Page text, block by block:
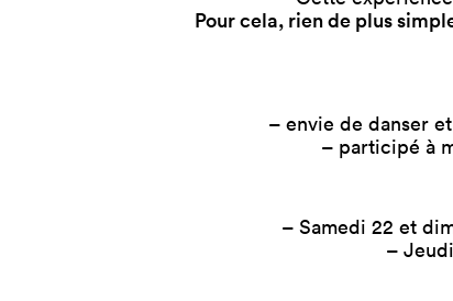
Pour cela, rien de plus
– envie de danser
– participé à
– Samedi 22 et
–